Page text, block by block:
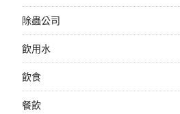
除蟲公司
飲用水
飲食
餐飲